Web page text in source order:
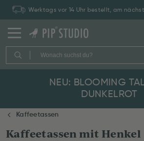
Zahlung auf Rechnung: 30 Tage
NEU: BLOOMING
DUNKELROT
Kaffeetassen
Kaffeetassen mit Henkel